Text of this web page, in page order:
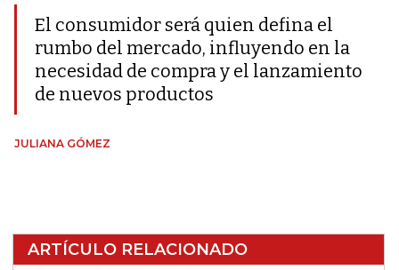
El consumidor será quien defina el
rumbo del mercado, influyendo en la
necesidad de compra y el lanzamiento
de nuevos productos
JULIANA GÓMEZ
ARTÍCULO RELACIONADO